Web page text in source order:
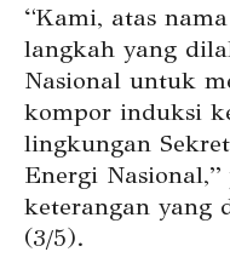
“Kami, atas
langkah yang
Nasional untuk
kompor induksi
lingkungan
Energi
keterangan yang
(3/5).